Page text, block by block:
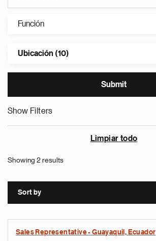
Función
Ubicación (10)
Show Filters
Limpiar todo
Showing 2 results
Sort by
Sales Representative - Guayaquil, Ecuador